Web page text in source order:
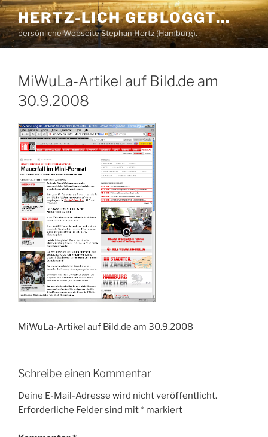
Zum
Inhalt
springen
HERTZ-LICH GEBLOGGT…
persönliche Webseite Stephan Hertz (Hamburg).
MiWuLa-Artikel auf Bild.de am
30.9.2008
MiWuLa-Artikel auf Bild.de am 30.9.2008
Schreibe einen Kommentar
Deine E-Mail-Adresse wird nicht veröffentlicht.
Erforderliche Felder sind mit* markiert